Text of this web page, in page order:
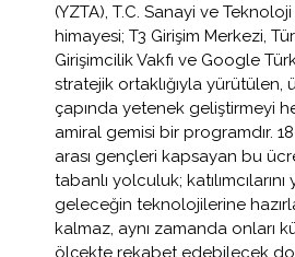
(YZTA), T.C. Sanayi ve Teknoloji
himayesi; T3 Girişim Merkezi,
Girişimcilik Vakfı ve Google
stratejik ortaklığıyla yürütülen,
çapında yetenek geliştirmeyi
amiral gemisi bir programdır.
arası gençleri kapsayan bu
tabanlı yolculuk; katılımcılarını
geleceğin teknolojilerine
kalmaz, aynı zamanda onları
ölçekte rekabet edebilecek